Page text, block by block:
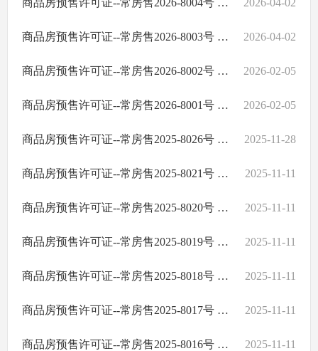
商品房预售许可证--常房售2026-8003号 新熙里二期 2026-04-02
商品房预售许可证--常房售2026-8002号 白马湖壹号 2026-02-05
商品房预售许可证--常房售2026-8001号 白马湖壹号 2026-02-05
商品房预售许可证--常房售2025-8026号 穿紫河壹号二期 2025-11-28
商品房预售许可证--常房售2025-8021号 经投·贾家湖 2025-11-11
商品房预售许可证--常房售2025-8020号 经投·贾家湖 2025-11-11
商品房预售许可证--常房售2025-8019号 经投·贾家湖 2025-11-11
商品房预售许可证--常房售2025-8018号 经投·贾家湖 2025-11-11
商品房预售许可证--常房售2025-8017号 经投·贾家湖 2025-11-11
商品房预售许可证--常房售2025-8016号 经投·贾家湖 2025-11-11